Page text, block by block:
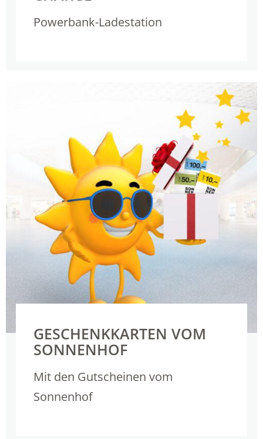
Powerbank-Ladestation
GESCHENKKARTEN VOM
SONNENHOF
Mit den Gutscheinen vom
Sonnenhof